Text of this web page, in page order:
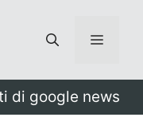
Menu
di google news